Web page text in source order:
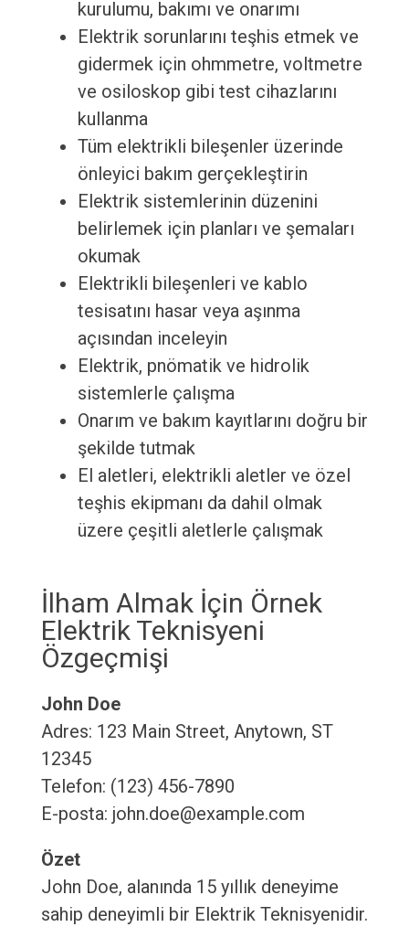
kurulumu, bakımı ve onarımı
Elektrik sorunlarını teşhis etmek ve
gidermek için ohmmetre, voltmetre
ve osiloskop gibi test cihazlarını
kullanma
Tüm elektrikli bileşenler üzerinde
önleyici bakım gerçekleştirin
Elektrik sistemlerinin düzenini
belirlemek için planları ve şemaları
okumak
Elektrikli bileşenleri ve kablo
tesisatını hasar veya aşınma
açısından inceleyin
Elektrik, pnömatik ve hidrolik
sistemlerle çalışma
Onarım ve bakım kayıtlarını doğru bir
şekilde tutmak
El aletleri, elektrikli aletler ve özel
teşhis ekipmanı da dahil olmak
üzere çeşitli aletlerle çalışmak
İlham Almak İçin Örnek
Elektrik Teknisyeni
Özgeçmişi
John Doe
Adres: 123 Main Street, Anytown, ST
12345
Telefon: (123) 456-7890
E-posta: john.doe@example.com
Özet
John Doe, alanında 15 yıllık deneyime
sahip deneyimli bir Elektrik Teknisyenidir.